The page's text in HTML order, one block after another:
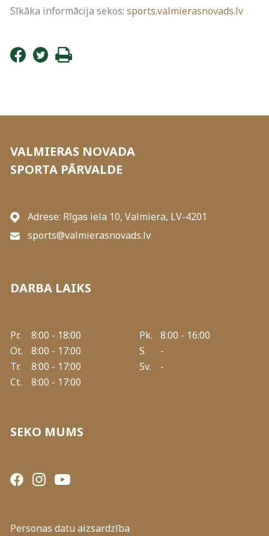
Sīkāka informācija sekos: sports.valmierasnovads.lv
VALMIERAS NOVADA
SPORTA PĀRVALDE
Adrese: Rīgas iela 10, Valmiera, LV-4201
sports@valmierasnovads.lv
DARBA LAIKS
Pr.
8:00 - 18:00
Ot.
8:00 - 17:00
Tr.
8:00 - 17:00
Ct.
8:00 - 17:00
Pk.
8:00 - 16:00
S.
-
Sv.
-
SEKO MUMS
Personas datu aizsardzība